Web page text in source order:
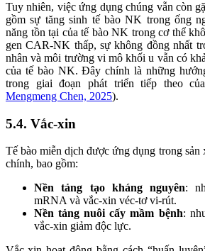
Tuy nhiên, việc ứng dụng chúng vẫn còn
gồm sự tăng sinh tế bào NK trong ống
năng tồn tại của tế bào NK trong cơ thể
gen CAR-NK thấp, sự không đồng nhất
nhân và môi trường vi mô khối u vẫn có
của tế bào NK. Đây chính là những
trong giai đoạn phát triển tiếp theo
Mengmeng Chen, 2025).
5.4. Vắc-xin
Tế bào miễn dịch được ứng dụng trong sản
chính, bao gồm:
Nền tảng tạo kháng nguyên:
mRNA và vắc-xin véc-tơ vi-rút.
Nền tảng nuôi cấy mầm bệnh:
vắc-xin giảm độc lực.